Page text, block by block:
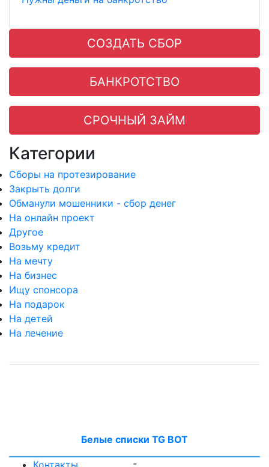
СОЗДАТЬ СБОР
БАНКРОТСТВО
СРОЧНЫЙ ЗАЙМ
Категории
Сборы на протезирование
Закрыть долги
Обманули мошенники - сбор денег
На онлайн проект
Другое
Возьму кредит
На мечту
На бизнес
Ищу спонсора
На подарок
На детей
На лечение
Белые списки TG BOT
-
Контакты